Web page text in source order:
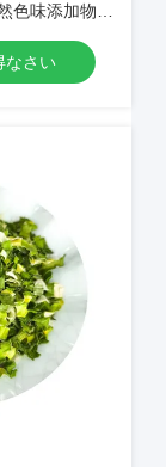
色味添加物な
ッキング高品
なさい